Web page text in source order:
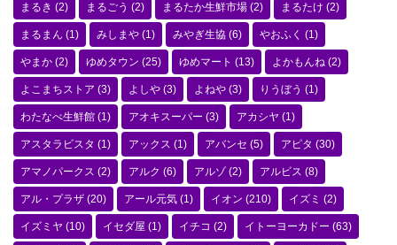
まるき (2) まるごう (2) まるたか生鮮市場 (2) まるたけ (2)
まるまん (1) みしまや (1) みやぎ生協 (6) やおふく (1)
やまか (2) ゆめタウン (25) ゆめマート (13) よかもんね (2)
よこまちストア (3) よしや (3) よねや (3) りうぼう (1)
わたなべ生鮮館 (1) アオキスーパー (3) アカシヤ (1)
アスタラビスタ (1) アックス (1) アバンセ (5) アピタ (30)
アマノパークス (2) アルク (6) アルゾ(2) アルビス (8)
アル・プラザ (20) アール元気 (1) イオン (210) イズミ (2)
イズミヤ (10) イセダ屋 (1) イチコ (2) イトーヨーカドー (63)